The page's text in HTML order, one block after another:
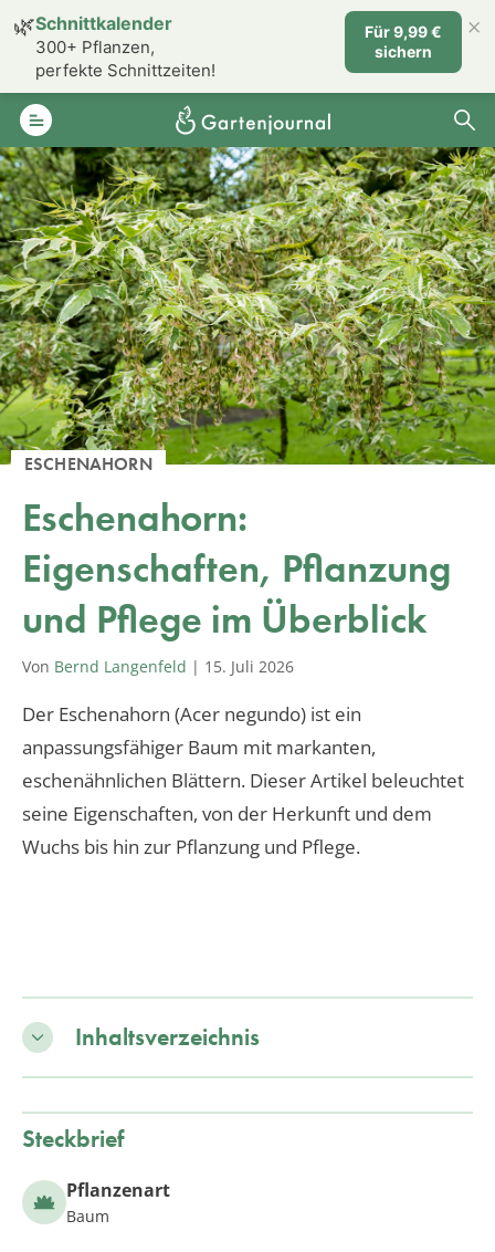
ESCHENAHORN
Eschenahorn:
Eigenschaften, Pflanzung
und Pflege im Überblick
Von Bernd Langenfeld | 15. Juli 2026
Der Eschenahorn (Acer negundo) ist ein
anpassungsfähiger Baum mit markanten,
eschenähnlichen Blättern. Dieser Artikel beleuchtet
seine Eigenschaften, von der Herkunft und dem
Wuchs bis hin zur Pflanzung und Pflege.
Inhaltsverzeichnis
Steckbrief
Pflanzenart
Baum
🌿Schnittkalender
300+ Pflanzen,
perfekte Schnittzeiten!
Für 9,99 €
sichern
×